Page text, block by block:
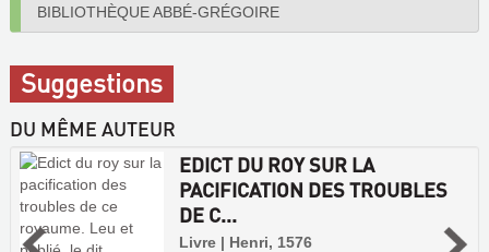
BIBLIOTHÈQUE ABBÉ-GRÉGOIRE
Suggestions
DU MÊME AUTEUR
EDICT DU ROY SUR LA
PACIFICATION DES TROUBLES
DE C...
Livre | Henri, 1576